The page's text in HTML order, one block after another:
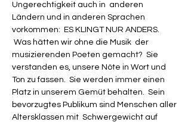
Ungerechtigkeit auch in  anderen
Ländern und in anderen Sprachen
vorkommen:  ES KLINGT NUR ANDERS.
Was hätten wir ohne die Musik  der
musizierenden Poeten gemacht?  Sie
verstanden es, unsere Nöte in Wort und
Ton zu fassen.  Sie werden immer einen
Platz in unserem Gemüt behalten.  Sein
bevorzugtes Publikum sind Menschen aller
Altersklassen mit  Schwergewicht auf